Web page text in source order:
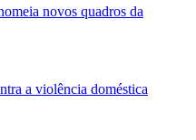
novos quadros da
a violência doméstica